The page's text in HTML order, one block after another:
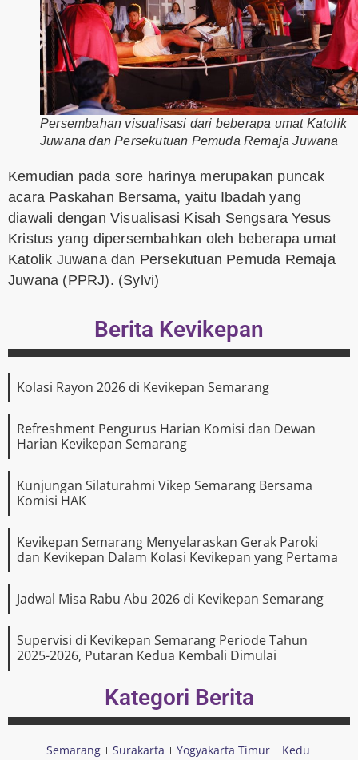
Persembahan visualisasi dari beberapa umat Katolik
Juwana dan Persekutuan Pemuda Remaja Juwana
Kemudian pada sore harinya merupakan puncak
acara Paskahan Bersama, yaitu Ibadah yang
diawali dengan Visualisasi Kisah Sengsara Yesus
Kristus yang dipersembahkan oleh beberapa umat
Katolik Juwana dan Persekutuan Pemuda Remaja
Juwana (PPRJ). (Sylvi)
Berita Kevikepan
Kolasi Rayon 2026 di Kevikepan Semarang
Refreshment Pengurus Harian Komisi dan Dewan
Harian Kevikepan Semarang
Kunjungan Silaturahmi Vikep Semarang Bersama
Komisi HAK
Kevikepan Semarang Menyelaraskan Gerak Paroki
dan Kevikepan Dalam Kolasi Kevikepan yang Pertama
Jadwal Misa Rabu Abu 2026 di Kevikepan Semarang
Supervisi di Kevikepan Semarang Periode Tahun
2025-2026, Putaran Kedua Kembali Dimulai
Kategori Berita
Semarang Surakarta Yogyakarta Timur
Kedu